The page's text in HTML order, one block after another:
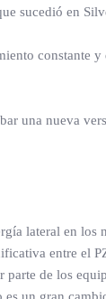
sucedió en
una nueva
lateral en
entre
de los